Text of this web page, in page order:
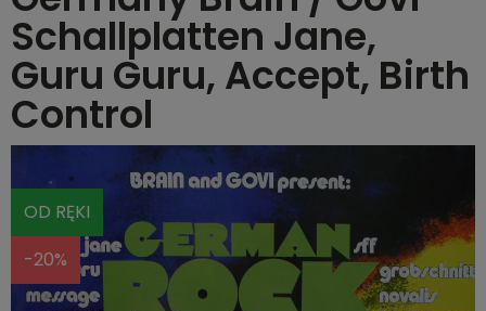
Schallplatten Jane,
Guru Guru, Accept, Birth
Control
OD RĘKI
-20%